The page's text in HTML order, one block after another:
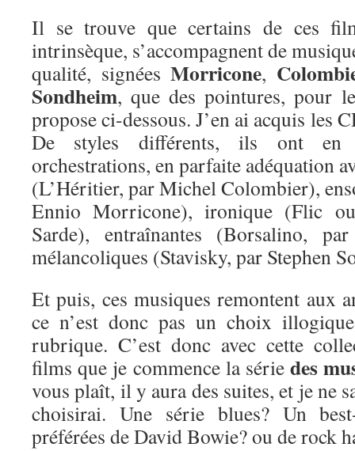
Il se trouve que certains de ces
intrinsèque, s’accompagnent de
qualité, signées Morricone,
Sondheim, que des pointures, pour
propose ci-dessous. J’en ai acquis les
De styles différents, ils ont en
orchestrations, en parfaite adéquation
(L’Héritier, par Michel Colombier),
Ennio Morricone), ironique (Flic
Sarde), entraînantes (Borsalino,
mélancoliques (Stavisky, par Stephen
Et puis, ces musiques remontent aux
ce n’est donc pas un choix
rubrique. C’est donc avec cette
films que je commence la série des
vous plaît, il y aura des suites, et je ne
choisirai. Une série blues? Un
préférées de David Bowie? ou de rock